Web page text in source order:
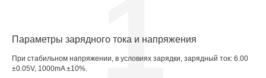
Параметры зарядного тока и напряжения
При стабильном напряжении, в условиях зарядки, зарядный ток: 6.00
±0.05V, 1000mA ±10%.